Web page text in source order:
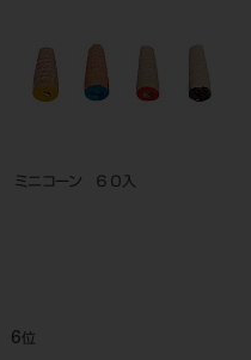
ミニコーン ６０入
6位